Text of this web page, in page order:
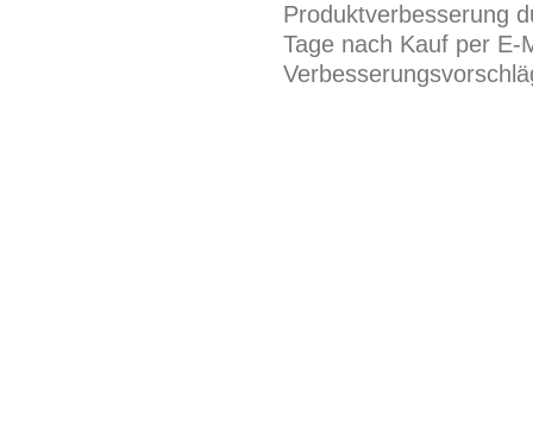
Produktverbesserung
Tage nach Kauf per E-